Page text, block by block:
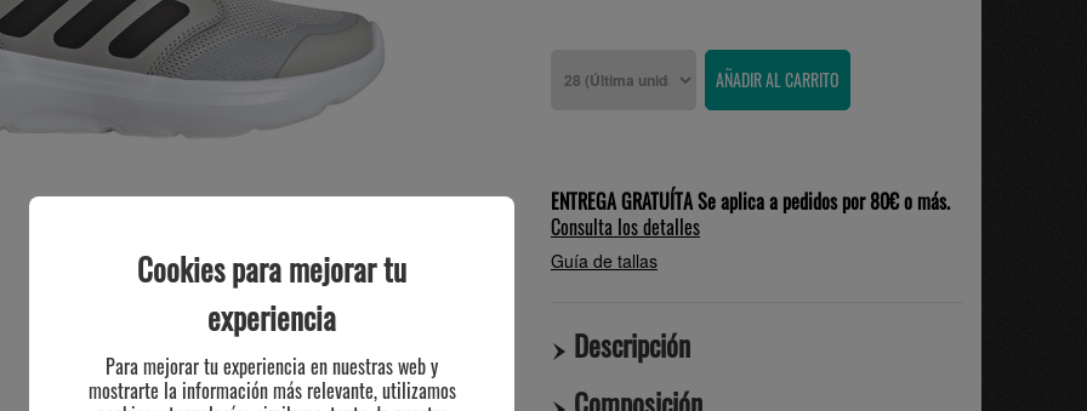
ENTREGA GRATUÍTA Se aplica a pedidos por 80€ o más.
Consulta los detalles
Guía de tallas
Descripción
Cookies para mejorar tu
experiencia
Para mejorar tu experiencia en nuestras web y
mostrarte la información más relevante, utilizamos